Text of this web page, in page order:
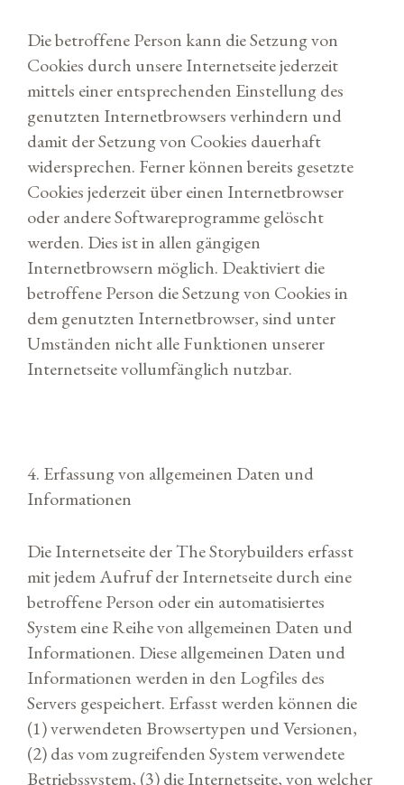
Die betroffene Person kann die Setzung von
Cookies durch unsere Internetseite jederzeit
mittels einer entsprechenden Einstellung des
genutzten Internetbrowsers verhindern und
damit der Setzung von Cookies dauerhaft
widersprechen. Ferner können bereits gesetzte
Cookies jederzeit über einen Internetbrowser
oder andere Softwareprogramme gelöscht
werden. Dies ist in allen gängigen
Internetbrowsern möglich. Deaktiviert die
betroffene Person die Setzung von Cookies in
dem genutzten Internetbrowser, sind unter
Umständen nicht alle Funktionen unserer
Internetseite vollumfänglich nutzbar.
4. Erfassung von allgemeinen Daten und
Informationen
Die Internetseite der The Storybuilders erfasst
mit jedem Aufruf der Internetseite durch eine
betroffene Person oder ein automatisiertes
System eine Reihe von allgemeinen Daten und
Informationen. Diese allgemeinen Daten und
Informationen werden in den Logfiles des
Servers gespeichert. Erfasst werden können die
(1) verwendeten Browsertypen und Versionen,
(2) das vom zugreifenden System verwendete
Betriebssystem, (3) die Internetseite, von welcher